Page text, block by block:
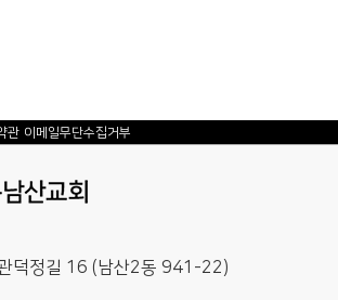
관 이메일무단수집거부
덕정길 16 (남산2동 941-22)